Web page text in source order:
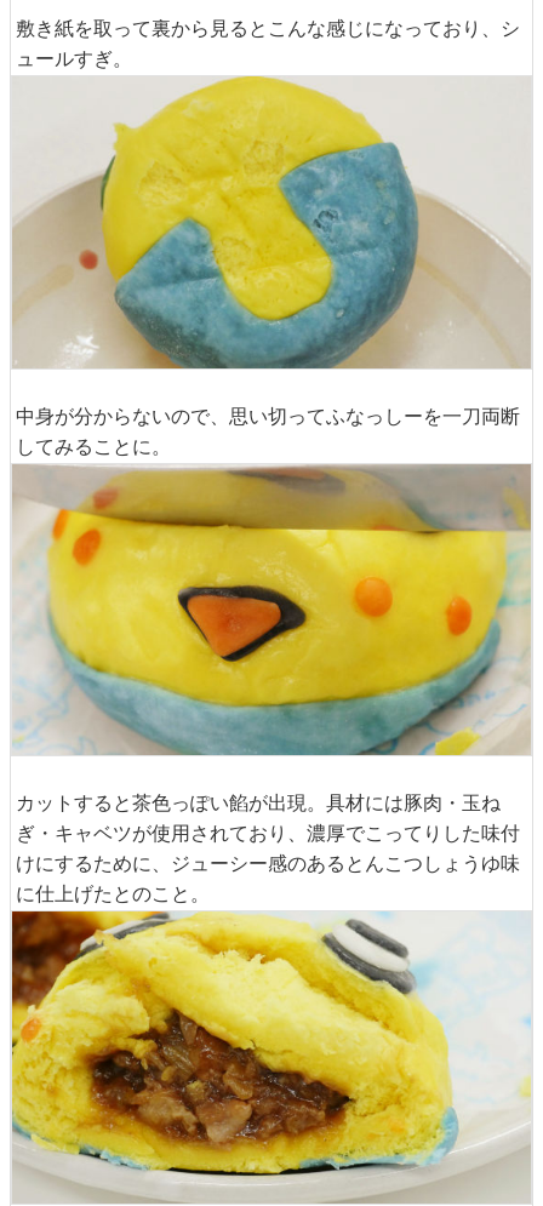
敷き紙を取って裏から見るとこんな感じになっており、シ
ュールすぎ。
中身が分からないので、思い切ってふなっしーを一刀両断
してみることに。
カットすると茶色っぽい餡が出現。具材には豚肉・玉ね
ぎ・キャベツが使用されており、濃厚でこってりした味付
けにするために、ジューシー感のあるとんこつしょうゆ味
に仕上げたとのこと。